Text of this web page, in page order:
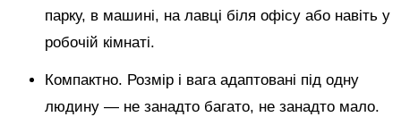
парку, в машині, на лавці біля офісу або навіть у
робочій кімнаті.
Компактно. Розмір і вага адаптовані під одну
людину — не занадто багато, не занадто мало.